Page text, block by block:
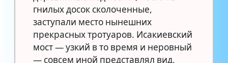
гнилых досок сколоченные,
заступали место нынешних
прекрасных тротуаров. Исакиевский
мост — узкий в то время и неровный
— совсем иной представлял вид,